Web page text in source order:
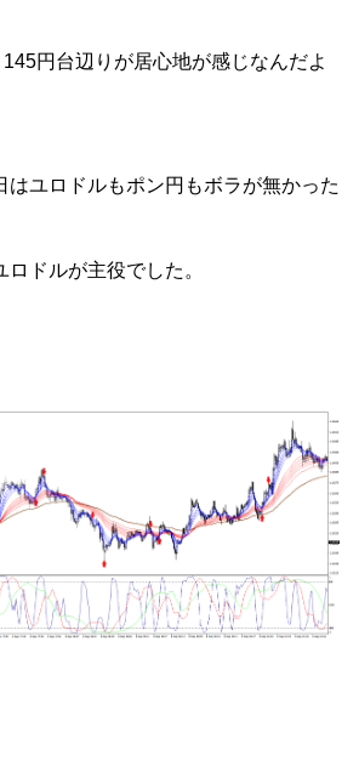
円台辺りが居心地が感じなんだよ
はユロドルもポン円もボラが無かった
ドルが主役でした。